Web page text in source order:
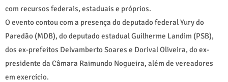
com recursos federais, estaduais e próprios.
O evento contou com a presença do deputado federal Yury do
Paredão (MDB), do deputado estadual Guilherme Landim (PSB),
dos ex-prefeitos Delvamberto Soares e Dorival Oliveira, do ex-
presidente da Câmara Raimundo Nogueira, além de vereadores
em exercício.